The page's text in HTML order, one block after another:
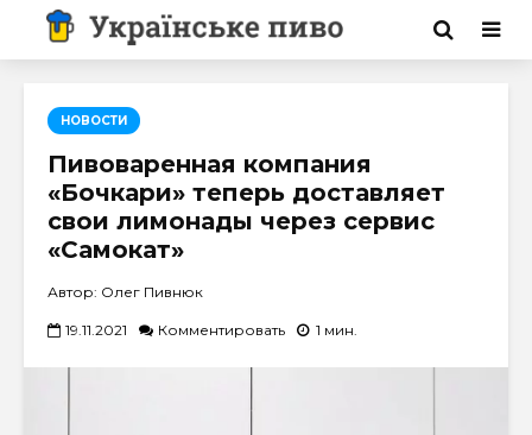
НОВОСТИ
Пивоваренная компания
«Бочкари» теперь доставляет
свои лимонады через сервис
«Самокат»
Автор: Олег Пивнюк
19.11.2021 Комментировать 1 мин.